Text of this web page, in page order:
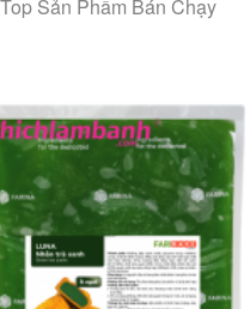
Top Sản Phẩm Bán Chạy